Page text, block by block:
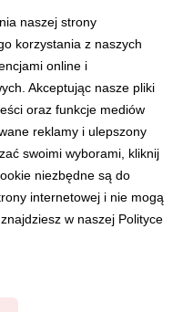
zawsze drogie.
cenowych
jest zgodna z
o wystroju wnętrz. Do
się w najnowszej reklamie
naszej strony
korzystania z naszych
online i
Akceptując nasze pliki
oraz funkcje mediów
reklamy i ulepszony
swoimi wyborami, kliknij
niezbędne są do
internetowej i nie mogą
w naszej Polityce